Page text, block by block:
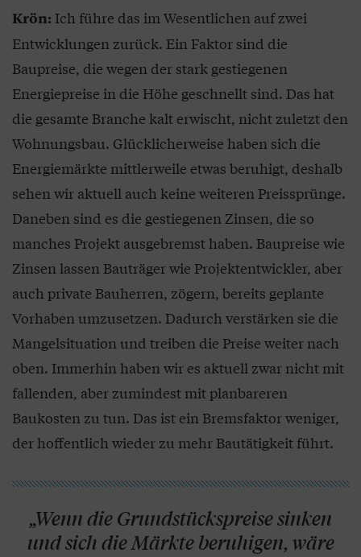
Krön: Ich führe das im Wesentlichen auf zwei
Entwicklungen zurück. Ein Faktor sind die
Baupreise, die wegen der stark gestiegenen
Energiepreise in die Höhe geschnellt sind. Das hat
die gesamte Branche kalt erwischt, nicht zuletzt den
Wohnungsbau. Glücklicherweise haben sich die
Energiemärkte mittlerweile etwas beruhigt, deshalb
sehen wir aktuell auch keine weiteren Preissprünge.
Daneben sind es die gestiegenen Zinsen, die so
manches Projekt ausgebremst haben. Baupreise wie
Zinsen lassen Bauträger wie Projektentwickler, aber
auch private Bauherren, zögern, bereits geplante
Vorhaben umzusetzen. Dadurch verstärken sie die
Mangelsituation und treiben die Preise weiter nach
oben. Immerhin haben wir es aktuell zwar nicht mit
fallenden, aber zumindest mit planbareren
Baukosten zu tun. Das ist ein Bremsfaktor weniger,
der hoffentlich wieder zu mehr Bautätigkeit führt.
„Wenn die Grundstückspreise sinken
und sich die Märkte beruhigen, wäre